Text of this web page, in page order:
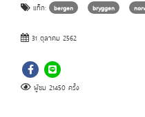
แท็ก: bergen bryggen
31 ตุลาคม 2562
ผู้ชม 21450 ครั้ง